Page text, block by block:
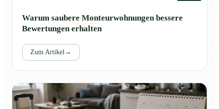
Warum saubere Monteurwohnungen bessere
Bewertungen erhalten
Zum Artikel→